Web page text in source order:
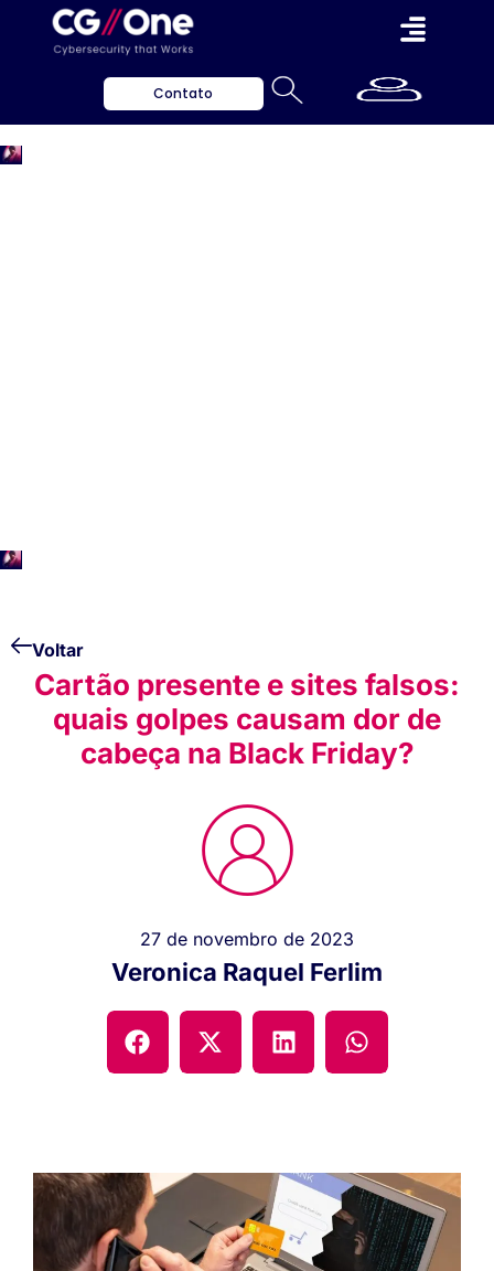
Contato
Voltar
Cartão presente e sites falsos:
quais golpes causam dor de
cabeça na Black Friday?
27 de novembro de 2023
Veronica Raquel Ferlim